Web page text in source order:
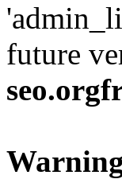
future